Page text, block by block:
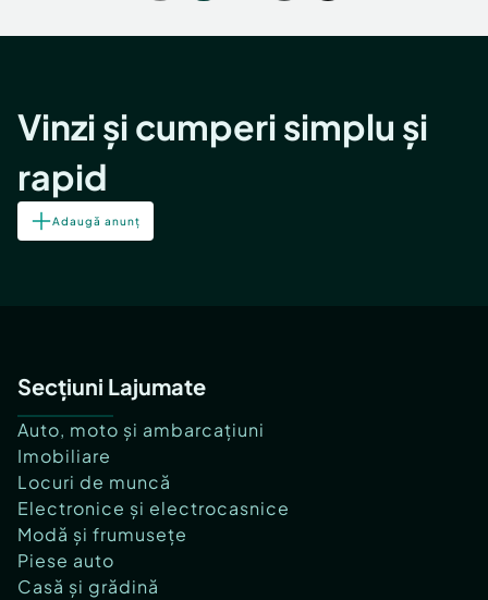
Vinzi și cumperi simplu și
rapid
Adaugă anunț
Secțiuni Lajumate
Auto, moto și ambarcațiuni
Imobiliare
Locuri de muncă
Electronice și electrocasnice
Modă și frumusețe
Piese auto
Casă și grădină